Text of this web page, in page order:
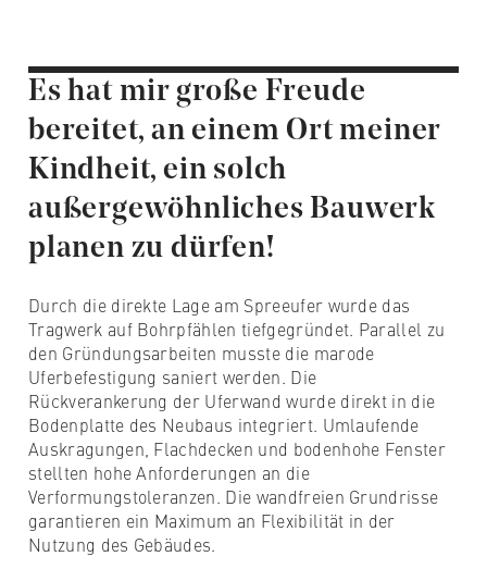
Es hat mir große Freude
bereitet, an einem Ort meiner
Kindheit, ein solch
außergewöhnliches Bauwerk
planen zu dürfen!
Durch die direkte Lage am Spreeufer wurde das
Tragwerk auf Bohrpfählen tiefgegründet. Parallel zu
den Gründungsarbeiten musste die marode
Uferbefestigung saniert werden. Die
Rückverankerung der Uferwand wurde direkt in die
Bodenplatte des Neubaus integriert. Umlaufende
Auskragungen, Flachdecken und bodenhohe Fenster
stellten hohe Anforderungen an die
Verformungstoleranzen. Die wandfreien Grundrisse
garantieren ein Maximum an Flexibilität in der
Nutzung des Gebäudes.